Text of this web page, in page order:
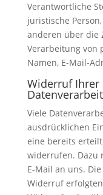
Verantwortliche
juristische
anderen über die
Verarbeitung von
Namen, E-Mail-
Widerruf Ihrer
Viele
ausdrücklichen
eine bereits
widerrufen. Dazu
E-Mail an uns.
Widerruf